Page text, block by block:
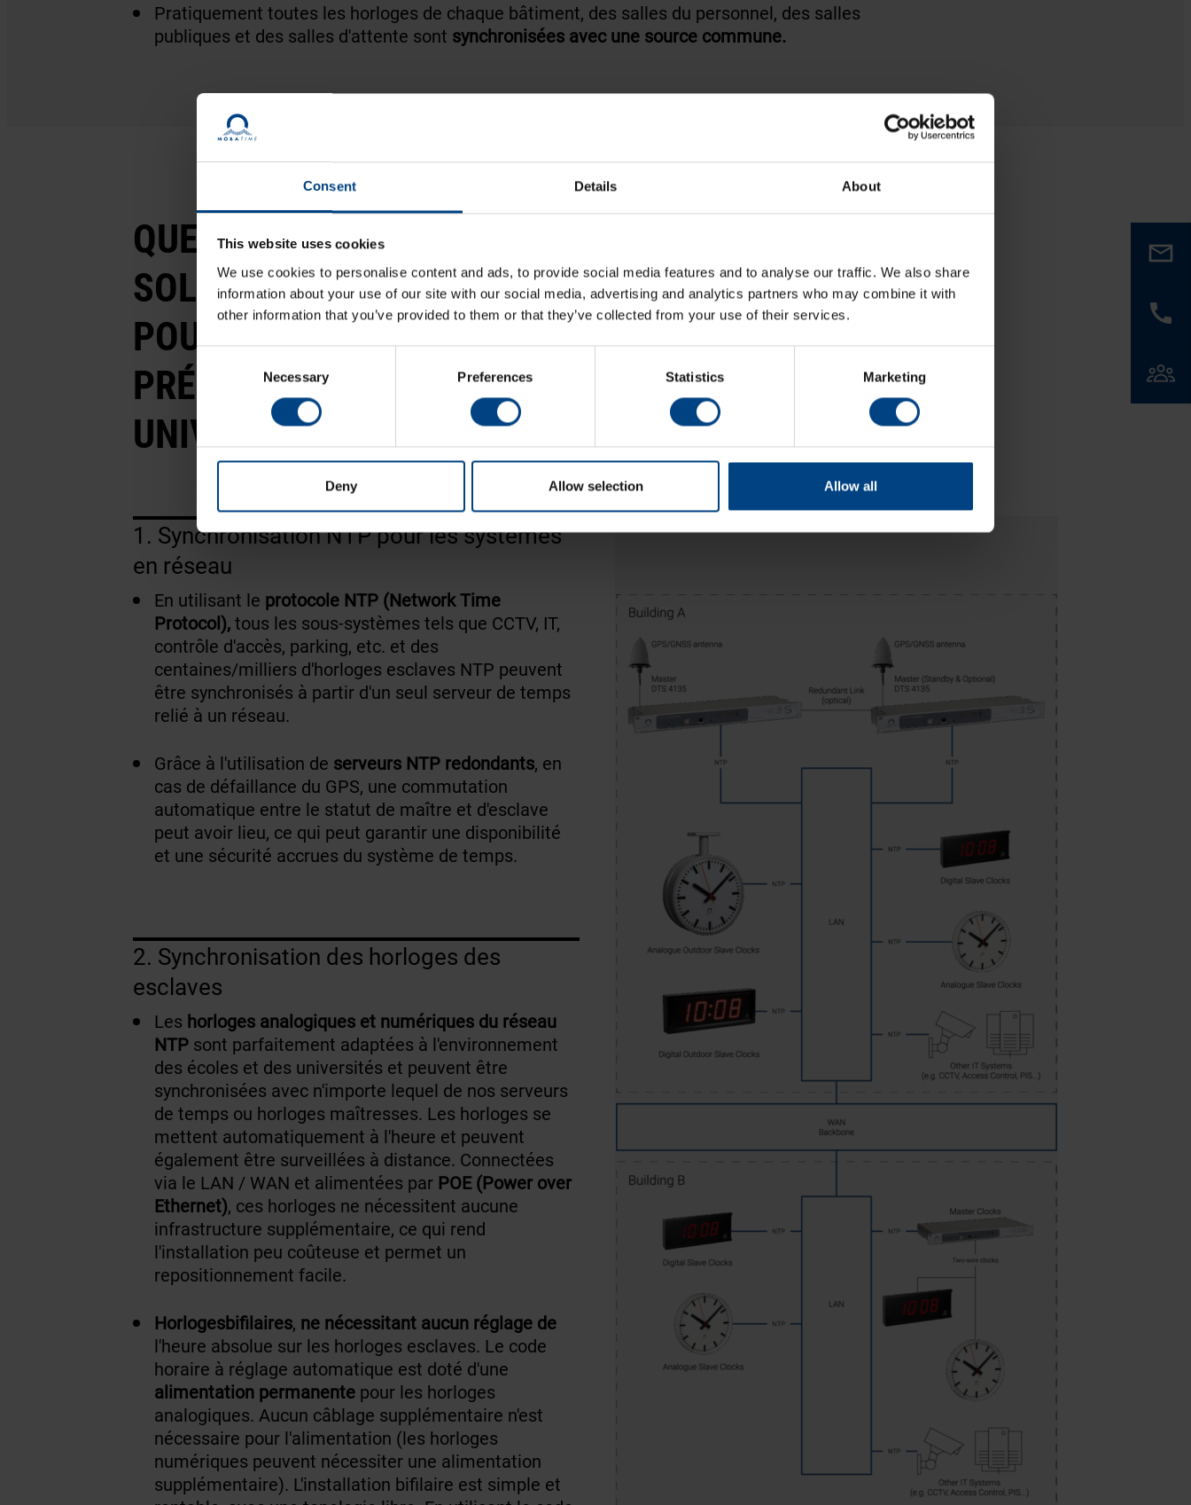
Consent Details About
This website uses cookies
We use cookies to personalise content and ads, to provide social media features and to analyse our traffic. We also share
information about your use of our site with our social media, advertising and analytics partners who may combine it with
other information that you’ve provided to them or that they’ve collected from your use of their services.
Necessary Preferences Statistics Marketing
Deny Allow selection Allow all
Pratiquement toutes les horloges de chaque bâtiment, des salles du personnel, des salles
publiques et des salles d'attente sont synchronisées avec une source commune.
QUELLES SONT LES
SOLUTIONS DE MOBATIME
POUR FOURNIR UNE HEURE
PRÉCISE AUX ÉCOLES ET AUX
UNIVERSITÉS ?
1. Synchronisation NTP pour les systèmes
en réseau
En utilisant le protocole NTP (Network Time
Protocol),tous les sous-systèmes tels que CCTV, IT,
contrôle d'accès, parking, etc. et des
centaines/milliers d'horloges esclaves NTP peuvent
être synchronisés à partir d'un seul serveur de temps
relié à un réseau.
Grâce à l'utilisation de serveurs NTP redondants, en
cas de défaillance du GPS, une commutation
automatique entre le statut de maître et d'esclave
peut avoir lieu, ce qui peut garantir une disponibilité
et une sécurité accrues du système de temps.
2. Synchronisation des horloges des
esclaves
Les horloges analogiques et numériques du réseau
NTP sont parfaitement adaptées à l'environnement
des écoles et des universités et peuvent être
synchronisées avec n'importe lequel de nos serveurs
de temps ou horloges maîtresses. Les horloges se
mettent automatiquement à l'heure et peuvent
également être surveillées à distance. Connectées
via le LAN / WAN et alimentées par POE (Power over
Ethernet), ces horloges ne nécessitent aucune
infrastructure supplémentaire, ce qui rend
l'installation peu coûteuse et permet un
repositionnement facile.
Horlogesbifilaires, ne nécessitant aucun réglage de
l'heure absolue sur les horloges esclaves. Le code
horaire à réglage automatique est doté d'une
alimentation permanentepour les horloges
analogiques. Aucun câblage supplémentaire n'est
nécessaire pour l'alimentation (les horloges
numériques peuvent nécessiter une alimentation
supplémentaire). L'installation bifilaire est simple et